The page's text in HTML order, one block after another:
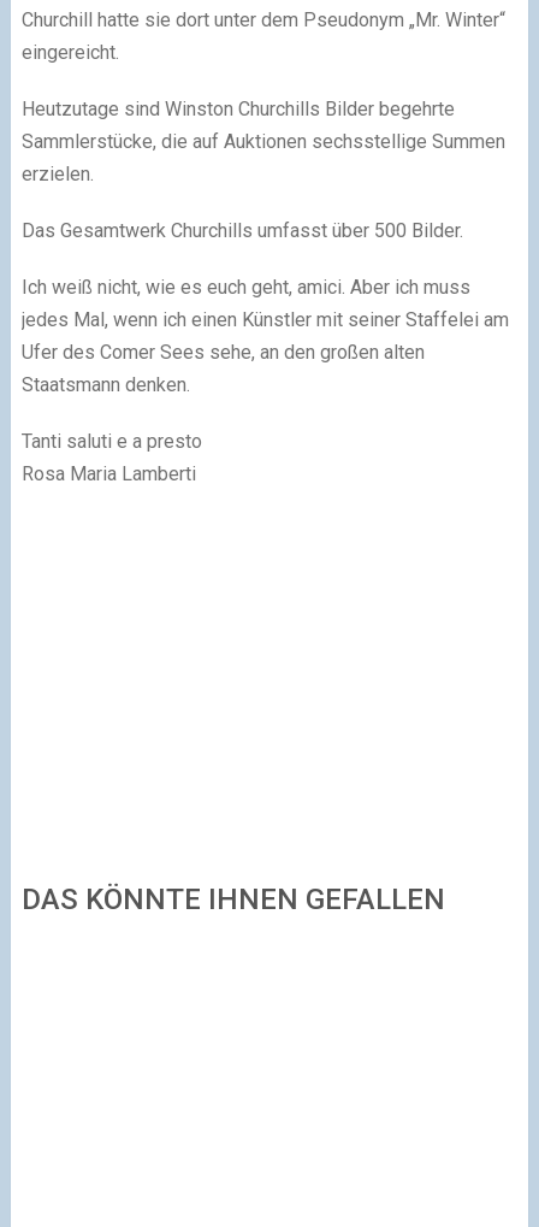
Churchill hatte sie dort unter dem Pseudonym „Mr. Winter“
eingereicht.
Heutzutage sind Winston Churchills Bilder begehrte
Sammlerstücke, die auf Auktionen sechsstellige Summen
erzielen.
Das Gesamtwerk Churchills umfasst über 500 Bilder.
Ich weiß nicht, wie es euch geht, amici. Aber ich muss
jedes Mal, wenn ich einen Künstler mit seiner Staffelei am
Ufer des Comer Sees sehe, an den großen alten
Staatsmann denken.
Tanti saluti e a presto
Rosa Maria Lamberti
DAS KÖNNTE IHNEN GEFALLEN